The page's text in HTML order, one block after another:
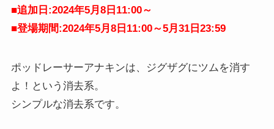
■追加日:2024年5月8日11:00～
■登場期間:2024年5月8日11:00～5月31日 23:59
ポッドレーサーアナキンは、ジグザグにツムを消す
よ！という消去系。
シンプルな消去系です。